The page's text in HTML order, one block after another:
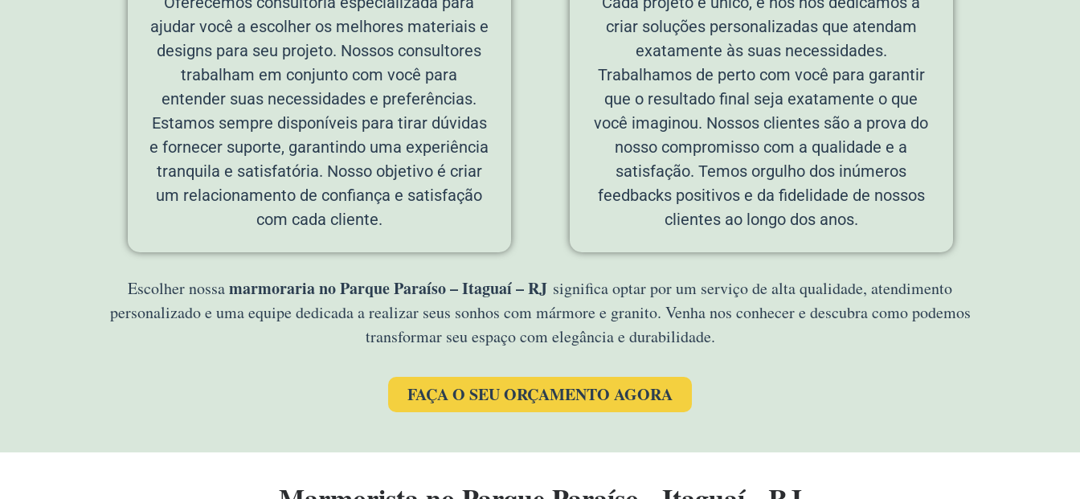
ajudar você a escolher os melhores materiais e
designs para seu projeto. Nossos consultores
trabalham em conjunto com você para
entender suas necessidades e preferências.
Estamos sempre disponíveis para tirar dúvidas
e fornecer suporte, garantindo uma experiência
tranquila e satisfatória. Nosso objetivo é criar
um relacionamento de confiança e satisfação
com cada cliente.
criar soluções personalizadas que atendam
exatamente às suas necessidades.
Trabalhamos de perto com você para garantir
que o resultado final seja exatamente o que
você imaginou. Nossos clientes são a prova do
nosso compromisso com a qualidade e a
satisfação. Temos orgulho dos inúmeros
feedbacks positivos e da fidelidade de nossos
clientes ao longo dos anos.
Escolher nossamarmoraria no Parque Paraíso – Itaguaí – RJ significa optar por um serviço de alta qualidade, atendimento
personalizado e uma equipe dedicada a realizar seus sonhos com mármore e granito. Venha nos conhecer e descubra como podemos
transformar seu espaço com elegância e durabilidade.
FAÇA O SEU ORÇAMENTO AGORA